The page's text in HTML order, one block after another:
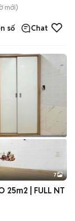
mới)
số Chat
+2
7
25m2 | FULL NT